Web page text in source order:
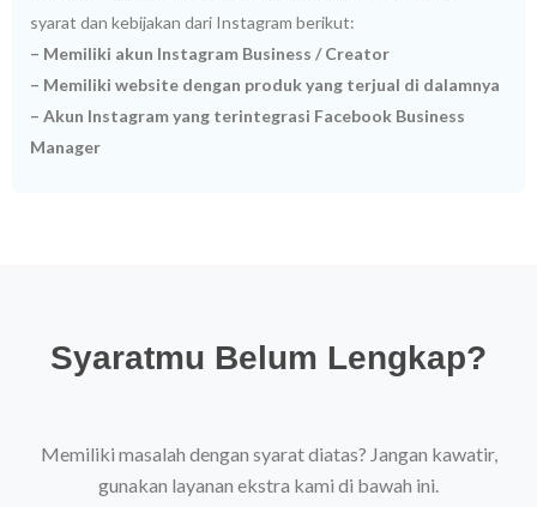
syarat dan kebijakan dari Instagram berikut:
– Memiliki akun Instagram Business / Creator
– Memiliki website dengan produk yang terjual di dalamnya
– Akun Instagram yang terintegrasi Facebook Business
Manager
Syaratmu Belum Lengkap?
Memiliki masalah dengan syarat diatas? Jangan kawatir,
gunakan layanan ekstra kami di bawah ini.